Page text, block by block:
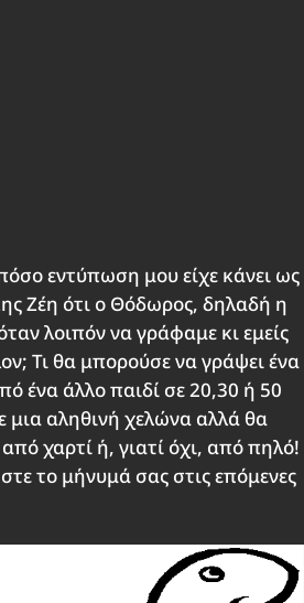
εντύπωση μου είχε κάνει ως
Ζέη ότι ο Θόδωρος, δηλαδή η
λοιπόν να γράφαμε κι εμείς
Τι θα μπορούσε να γράψει ένα
ένα άλλο παιδί σε 20,30 ή 50
αληθινή χελώνα αλλά θα
χαρτί ή, γιατί όχι, από πηλό!
το μήνυμά σας στις επόμενες